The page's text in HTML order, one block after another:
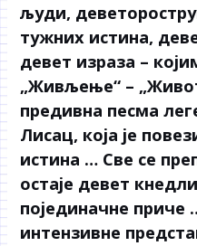
људи,
тужних истина,
девет израза –
„Живљење“ –
предивна песма
Лисац, која је
истина … Све се
остаје девет
појединачне приче
интензивне